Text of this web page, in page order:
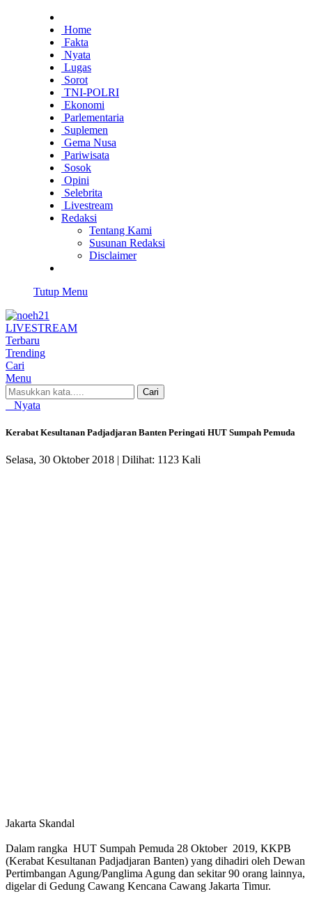
Home
Fakta
Nyata
Lugas
Sorot
TNI-POLRI
Ekonomi
Parlementaria
Suplemen
Gema Nusa
Pariwisata
Sosok
Opini
Selebrita
Livestream
Redaksi
Tentang Kami
Susunan Redaksi
Disclaimer
Tutup Menu
LIVESTREAM
Terbaru
Trending
Cari
Menu
Cari
Nyata
Kerabat Kesultanan Padjadjaran Banten Peringati HUT Sumpah Pemuda
Selasa, 30 Oktober 2018 | Dilihat: 1123 Kali
Jakarta Skandal
Dalam rangka HUT Sumpah Pemuda 28 Oktober 2019, KKPB
(Kerabat Kesultanan Padjadjaran Banten) yang dihadiri oleh Dewan
Pertimbangan Agung/Panglima Agung dan sekitar 90 orang lainnya,
digelar di Gedung Cawang Kencana Cawang Jakarta Timur.